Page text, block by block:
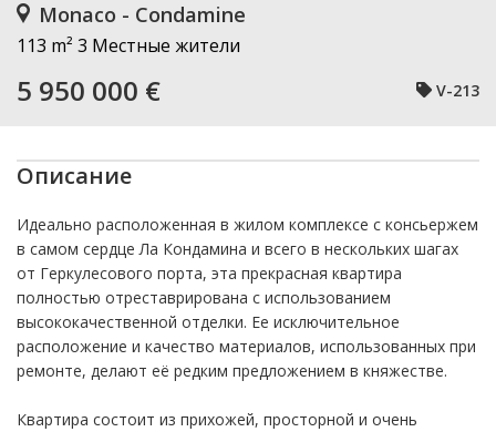
Monaco - Condamine
113 m² 3 Местные жители
5 950 000 € V-213
Описание
Идеально расположенная в жилом комплексе с консьержем
в самом сердце Ла Кондамина и всего в нескольких шагах
от Геркулесового порта, эта прекрасная квартира
полностью отреставрирована с использованием
высококачественной отделки. Ее исключительное
расположение и качество материалов, использованных при
ремонте, делают её редким предложением в княжестве.
Квартира состоит из прихожей, просторной и очень